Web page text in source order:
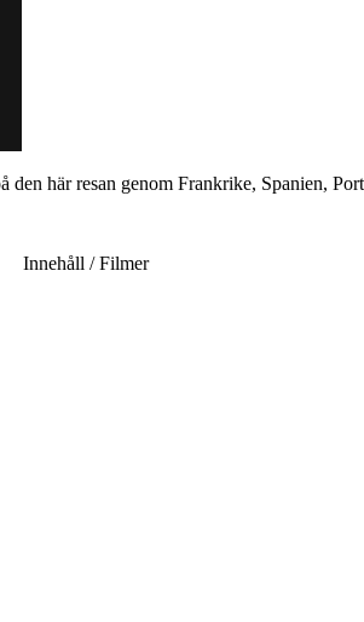
här resan genom Frankrike, Spanien,
Innehåll / Filmer